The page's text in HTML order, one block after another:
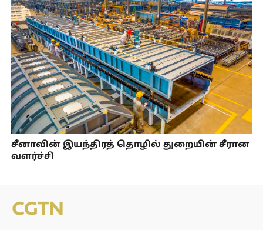
சீனாவின் இயந்திரத் தொழில் துறையின் சீரான
வளர்ச்சி